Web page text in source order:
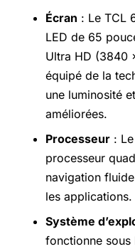
Écran : Le TCL
LED de 65
Ultra HD (3840
équipé de la
une luminosité
améliorées.
Processeur :
processeur
navigation
les applications.
Système
fonctionne sous